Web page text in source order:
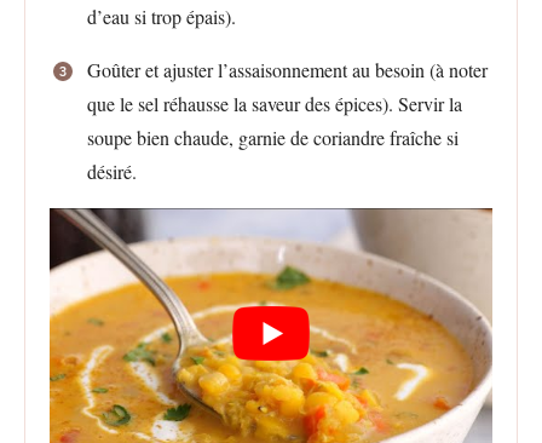
d’eau si trop épais).
Goûter et ajuster l’assaisonnement au besoin (à noter
que le sel réhausse la saveur des épices). Servir la
soupe bien chaude, garnie de coriandre fraîche si
désiré.